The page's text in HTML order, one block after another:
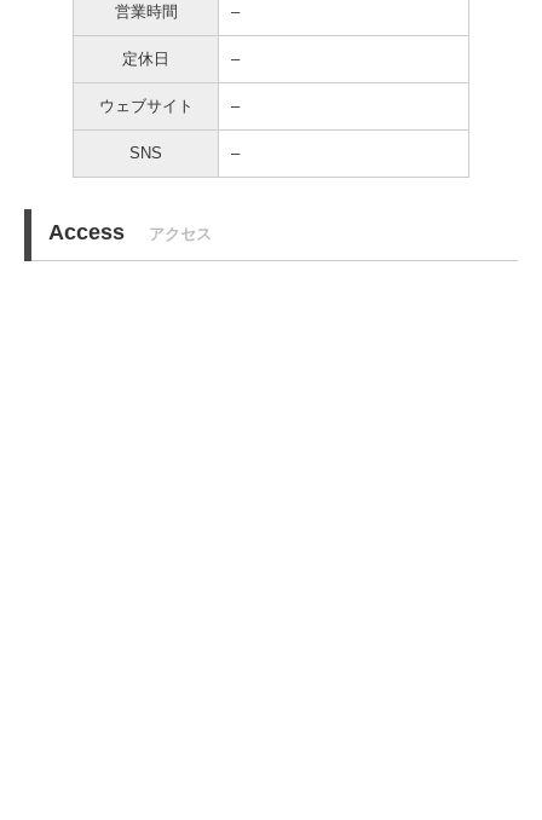
営業時間 –
定休日 –
ウェブサイト –
SNS –
Access アクセス